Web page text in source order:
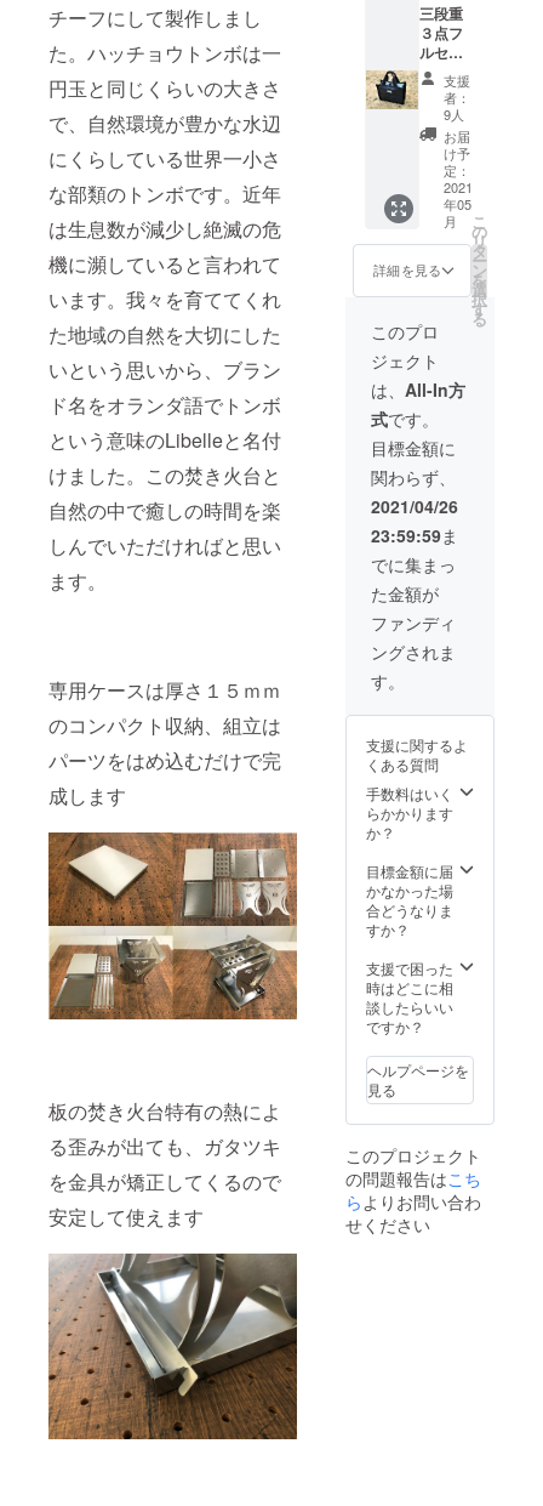
チーフにして製作しまし
た。ハッチョウトンボは一
円玉と同じくらいの大きさ
で、自然環境が豊かな水辺
にくらしている世界一小さ
な部類のトンボです。近年
は生息数が減少し絶滅の危
機に瀕していると言われて
います。我々を育ててくれ
た地域の自然を大切にした
いという思いから、ブラン
ド名をオランダ語でトンボ
という意味のLibelleと名付
けました。この焚き火台と
自然の中で癒しの時間を楽
しんでいただければと思い
ます。
専用ケースは厚さ１５ｍｍ
のコンパクト収納、組立は
パーツをはめ込むだけで完
成します
板の焚き火台特有の熱によ
る歪みが出ても、ガタツキ
を金具が矯正してくるので
安定して使えます
三段重
３点フ
ルセッ
ト（火
八１
ケ、虹
燃１
ケ、小
鉄１
ケ）プ
ラス難
燃・防
水バッ
グ付
き ※
難燃・
防水
バッグ
は消防
ホース
リサイ
クル生
地を使
用した
手作り
製品で
す。
支援
者：
9人
お届
け予
定：
2021
年05
月
詳細を見る
こ
の
リ
タ
ー
ン
を
選
択
す
る
このプロ
ジェクト
は、 All-In方
式です。
目標金額に
関わらず、
2021/04/26
23:59:59ま
でに集まっ
た金額が
ファンディ
ングされま
す。
支援に関するよ
くある質問
手数料はいく
らかかります
か？
目標金額に届
かなかった場
合どうなりま
すか？
支援で困った
時はどこに相
談したらいい
ですか？
ヘルプページを
見る
このプロジェクト
の問題報告はこち
ら よりお問い合わ
せください